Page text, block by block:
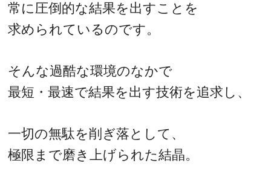
常に圧倒的な結果を出すことを
求められているのです。
そんな過酷な環境のなかで
最短・最速で結果を出す技術を追求し、
一切の無駄を削ぎ落として、
極限まで磨き上げられた結晶。